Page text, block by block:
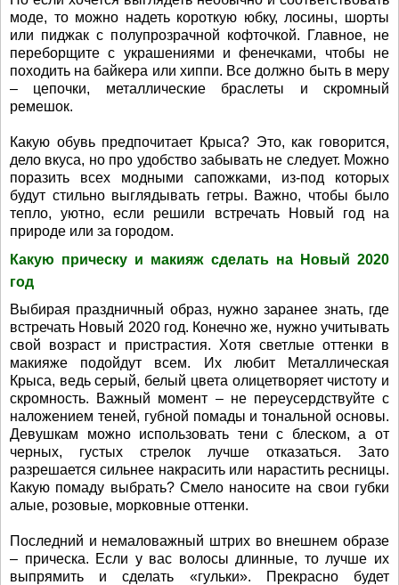
моде, то можно надеть короткую юбку, лосины, шорты
или пиджак с полупрозрачной кофточкой. Главное, не
переборщите с украшениями и фенечками, чтобы не
походить на байкера или хиппи. Все должно быть в меру
– цепочки, металлические браслеты и скромный
ремешок.
Какую обувь предпочитает Крыса? Это, как говорится,
дело вкуса, но про удобство забывать не следует. Можно
поразить всех модными сапожками, из-под которых
будут стильно выглядывать гетры. Важно, чтобы было
тепло, уютно, если решили встречать Новый год на
природе или за городом.
Какую прическу и макияж сделать на Новый 2020
год
Выбирая праздничный образ, нужно заранее знать, где
встречать Новый 2020 год. Конечно же, нужно учитывать
свой возраст и пристрастия. Хотя светлые оттенки в
макияже подойдут всем. Их любит Металлическая
Крыса, ведь серый, белый цвета олицетворяет чистоту и
скромность. Важный момент – не переусердствуйте с
наложением теней, губной помады и тональной основы.
Девушкам можно использовать тени с блеском, а от
черных, густых стрелок лучше отказаться. Зато
разрешается сильнее накрасить или нарастить ресницы.
Какую помаду выбрать? Смело наносите на свои губки
алые, розовые, морковные оттенки.
Последний и немаловажный штрих во внешнем образе
– прическа. Если у вас волосы длинные, то лучше их
выпрямить и сделать «гульки». Прекрасно будет